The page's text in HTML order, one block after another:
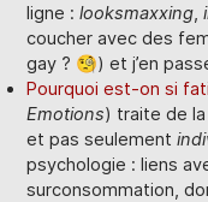
ligne :looksmaxxing ,
coucher avec des
gay ? 🧐) et j’en
Pourquoi est-on si
Emotions) traite de
et pas seulement
psychologie : liens
surconsommation,